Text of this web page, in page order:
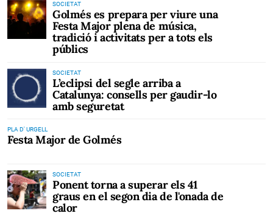
SOCIETAT
Golmés es prepara per viure una
Festa Major plena de música,
tradició i activitats per a tots els
públics
SOCIETAT
L’eclipsi del segle arriba a
Catalunya: consells per gaudir-lo
amb seguretat
PLA D' URGELL
Festa Major de Golmés
SOCIETAT
Ponent torna a superar els 41
graus en el segon dia de l'onada de
calor